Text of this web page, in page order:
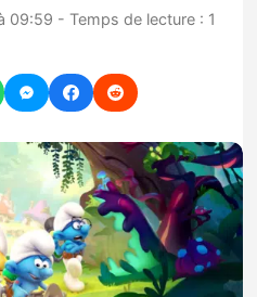
09:59 - Temps de lecture : 1